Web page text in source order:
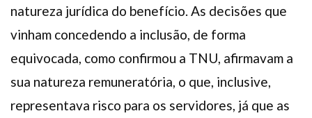
natureza jurídica do benefício. As decisões que
vinham concedendo a inclusão, de forma
equivocada, como confirmou a TNU, afirmavam a
sua natureza remuneratória, o que, inclusive,
representava risco para os servidores, já que as